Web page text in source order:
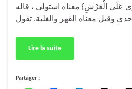
عَلَى الْعَرْشِ} معناه استولى ، قاله
Lire la suite
Partager :